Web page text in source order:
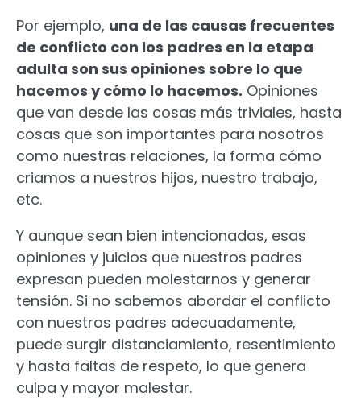
Por ejemplo, una de las causas frecuentes
de conflicto con los padres en la etapa
adulta son sus opiniones sobre lo que
hacemos y cómo lo hacemos. Opiniones
que van desde las cosas más triviales, hasta
cosas que son importantes para nosotros
como nuestras relaciones, la forma cómo
criamos a nuestros hijos, nuestro trabajo,
etc.
Y aunque sean bien intencionadas, esas
opiniones y juicios que nuestros padres
expresan pueden molestarnos y generar
tensión. Si no sabemos abordar el conflicto
con nuestros padres adecuadamente,
puede surgir distanciamiento, resentimiento
y hasta faltas de respeto, lo que genera
culpa y mayor malestar.